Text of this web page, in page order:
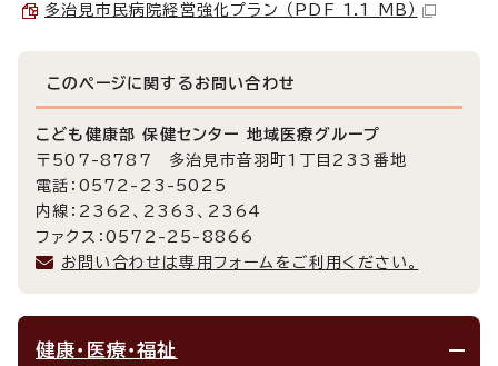
多治見市民病院経営強化プラン （PDF 1.1 MB）
このページに関する お問い合わせ
こども健康部 保健センター 地域医療グループ
〒507-8787 多治見市音羽町1丁目233番地
電話：0572-23-5025
内線：2362、2363、2364
ファクス：0572-25-8866
お問い合わせは専用フォームをご利用ください。
健康・医療・福祉